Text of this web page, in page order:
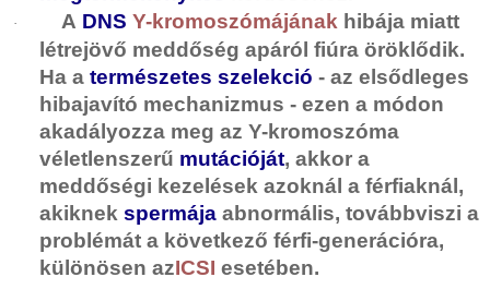
· A DNS Y-kromoszómájának hibája miatt
létrejövő meddőség apáról fiúra öröklődik.
Ha a természetes szelekció - az elsődleges
hibajavító mechanizmus - ezen a módon
akadályozza meg az Y-kromoszóma
véletlenszerű mutációját, akkor a
meddőségi kezelések azoknál a férfiaknál,
akiknek spermája abnormális, továbbviszi a
problémát a következő férfi-generációra,
különösen azICSI esetében.